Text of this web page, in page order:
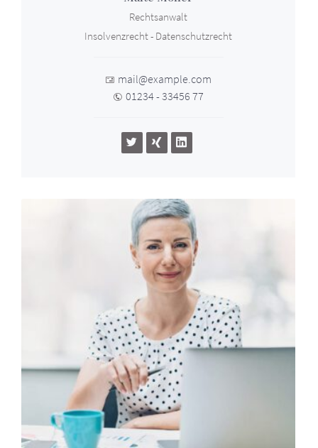
Rechtsanwalt
Insolvenzrecht - Datenschutzrecht
mail@example.com
01234 - 33456 77